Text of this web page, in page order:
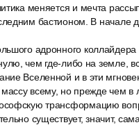
меняется и мечта
бастионом. В начале
адронного
чем где-либо на земле,
Вселенной и в эти
всему, но прежде чем в
трансформацию
существует, значит,